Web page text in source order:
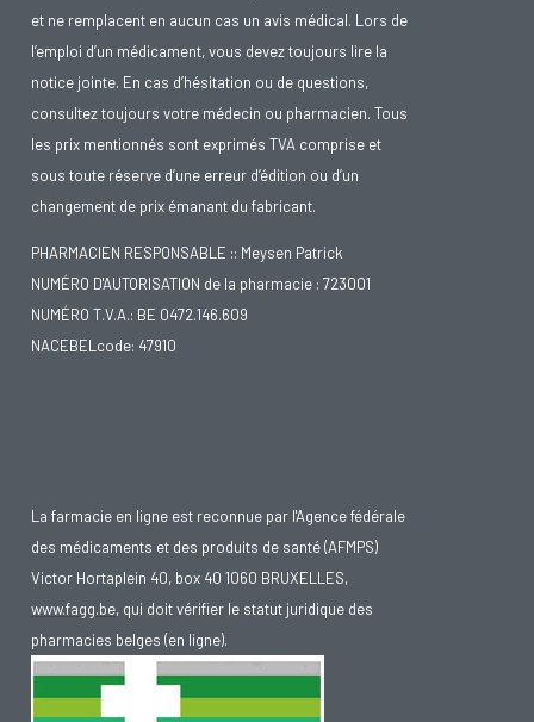
et ne remplacent en aucun cas un avis médical. Lors de
l’emploi d’un médicament, vous devez toujours lire la
notice jointe. En cas d’hésitation ou de questions,
consultez toujours votre médecin ou pharmacien. Tous
les prix mentionnés sont exprimés TVA comprise et
sous toute réserve d’une erreur d’édition ou d’un
changement de prix émanant du fabricant.
PHARMACIEN RESPONSABLE :: Meysen Patrick
NUMÉRO D'AUTORISATION de la pharmacie : 723001
NUMÉRO T.V.A.: BE 0472.146.609
NACEBELcode: 47910
La farmacie en ligne est reconnue par l'Agence fédérale
des médicaments et des produits de santé (AFMPS)
Victor Hortaplein 40, box 40 1060 BRUXELLES,
www.fagg.be, qui doit vérifier le statut juridique des
pharmacies belges (en ligne).